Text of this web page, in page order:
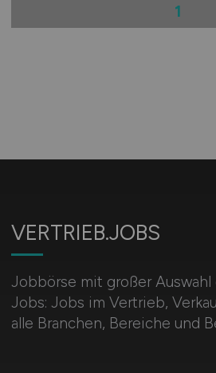
1
VERTRIEB.JOBS
Jobbörse mit großer
Jobs: Jobs im Vertrieb,
alle Branchen, Bereiche und